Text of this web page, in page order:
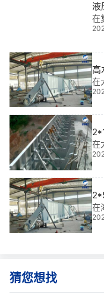
液
点
在
的
产
深
高
美
在
人
的
年
经
要
外
新
在
扬
调
过
扛
利
在
程
高
猜您想找